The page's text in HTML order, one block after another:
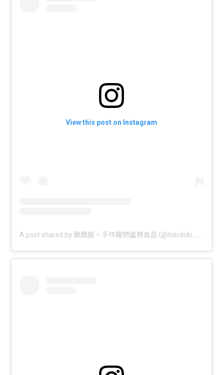
View this post on Instagram
A post shared by 脆脆屋。手作寵物蛋糕食品 (@tokidoki_sweet)